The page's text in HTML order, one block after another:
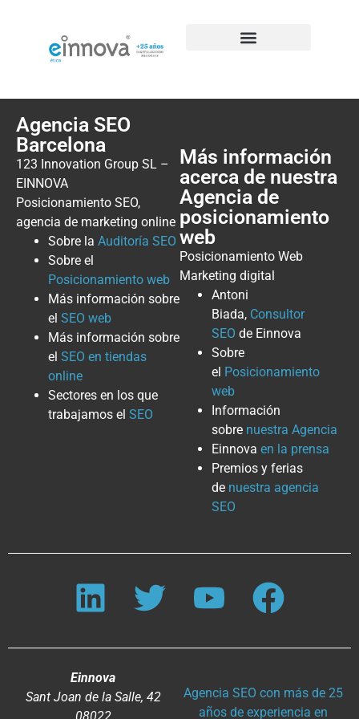
Agencia SEO
Barcelona
123 Innovation Group SL –
EINNOVA
Posicionamiento SEO,
agencia de marketing online
Sobre la Auditoría SEO
Sobre el
Posicionamiento web
Más información sobre
el SEO web
Más información sobre
el SEO en tiendas
online
Sectores en los que
trabajamos el SEO
Más información
acerca de nuestra
Agencia de
posicionamiento
web
Posicionamiento Web
Marketing digital
Antoni
Biada, Consultor
SEO de Einnova
Sobre
el Posicionamiento
web
Información
sobre nuestra Agencia
Einnova en la prensa
Premios y ferias
de nuestra agencia
SEO
Einnova
Sant Joan de la Salle, 42
08022
Agencia SEO con más de 25
años de experiencia en